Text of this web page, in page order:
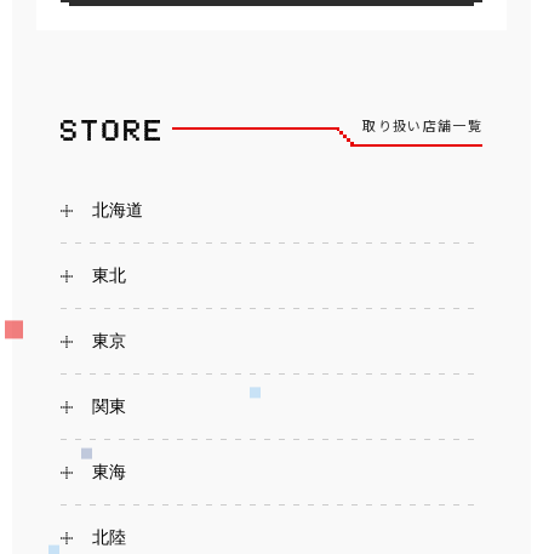
取り扱い店舗一覧
北海道
東北
東京
関東
東海
北陸